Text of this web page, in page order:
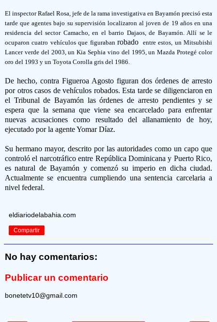
El inspector Rafael Rosa, jefe de la rama investigativa en Bayamón precisó esta
tarde que agentes bajo su supervisión localizaron al joven de 19 años en una
residencia del sector Camacho, en el barrio Dajaos, de Bayamón. Allí se le
ocuparon cuatro vehículos que figuraban robado entre estos, un Mitsubishi
Lancer verde del 2003, un Kia Sephia vino del 1995, un Mazda Protegé color
oro del 1993 y un Toyota Corolla gris del 1986.
De hecho, contra Figueroa Agosto figuran dos órdenes de arresto
por otros casos de vehículos robados. Esta tarde se diligenciaron en
el Tribunal de Bayamón las órdenes de arresto pendientes y se
espera que la semana que viene sea encarcelado para enfrentar
nuevas acusaciones como resultado del allanamiento de hoy,
ejecutado por la agente Yomar Díaz.
Su hermano mayor, descrito por las autoridades como un capo que
controló el narcotráfico entre República Dominicana y Puerto Rico,
es natural de Bayamón y comenzó su imperio en dicha ciudad.
Actualmente se encuentra cumpliendo una sentencia carcelaria a
nivel federal.
eldiariodelabahia.com
Compartir
No hay comentarios:
Publicar un comentario
bonetetv10@gmail.com